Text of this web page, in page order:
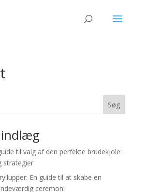
Søg
indlæg
til valg af den perfekte brudekjole:
strategier
En guide til at skabe en
ceremoni